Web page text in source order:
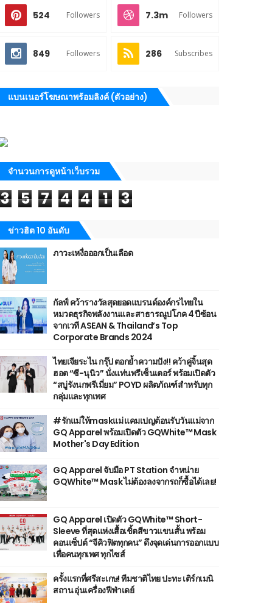
524 Followers 7.3m Followers
849 Followers 286 Subscribes
แบนเนอร์โฆษณาพร้อมลิงค์ (ตัวอย่าง)
จำนวนการดูหน้าเว็บรวม
3 5 7 4 4 1 3
ข่าวฮิต 10 อันดับ
ภาวะเหงื่อออกเป็นเลือด
กัลฟ์ คว้ารางวัลสุดยอดแบรนด์องค์กรไทยใน
หมวดธุรกิจพลังงานและสาธารณูปโภค 4 ปีซ้อน
จากเวที ASEAN & Thailand’s Top
Corporate Brands 2024
ไทยเจียระไน กรุ๊ป ตอกย้ำความปัง!! คว้าคู่จิ้นสุด
ฮอต “ซี-นุนิว” นั่งแท่นพรีเซ็นเตอร์ พร้อมเปิดตัว
“สบู่รังนกพรีเมี่ยม” POYD ผลิตภัณฑ์สำหรับทุก
กลุ่มและทุกเพศ
#รักแม่ให้maskแม่ แคมเปญต้อนรับวันแม่จาก
GQ Apparel พร้อมเปิดตัว GQWhite™ Mask
Mother's Day Edition
GQ Apparel จับมือ PT Station จำหน่าย
GQWhite™ Mask ไม่ต้องลงจากรถก็ซื้อได้เลย!
GQ Apparel เปิดตัว GQWhite™ Short-
Sleeve ที่สุดแห่งเสื้อเชิ้ตสีขาวแขนสั้น พร้อม
คอนเซ็ปต์ “จีคิวฟิตทุกคน” ดึงจุดเด่นการออกแบบ
เพื่อคนทุกเพศ ทุกไซส์
ครั้งแรกที่ศรีสะเกษ! ทีมชาติไทย ปะทะ เติร์กเมนิ
สถาน อุ่นเครื่องฟีฟ่าเดย์